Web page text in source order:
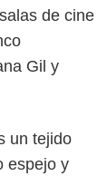
de cine
Gil y
un tejido
espejo y